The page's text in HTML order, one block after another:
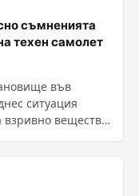
съмненията
техен самолет
във
ситуация
вещество